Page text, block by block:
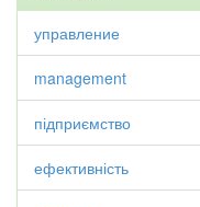
управление
management
підприємство
ефективність